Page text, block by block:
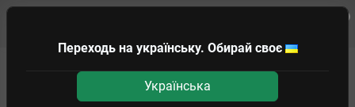
КРАСКИ И АКСЕССУАРЫ
Переходь на українську. Обирай своє
Українська